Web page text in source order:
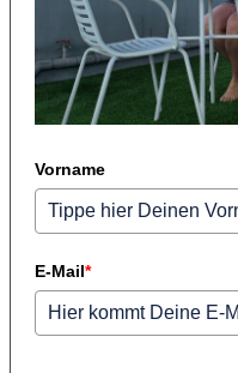
Vorname
E-Mail*